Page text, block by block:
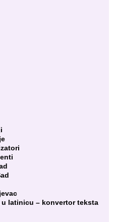
latinicu – konvertor teksta